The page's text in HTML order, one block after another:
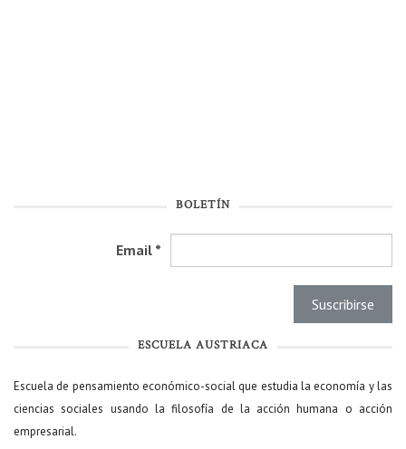
BOLETÍN
Email *
ESCUELA AUSTRIACA
Escuela de pensamiento económico-social que estudia la economía y las
ciencias sociales usando la filosofía de la acción humana o acción
empresarial.